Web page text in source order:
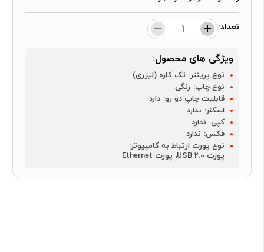
تعداد:
ویژگی های محصول:
نوع پرینتر: تک کاره (لیزری)
نوع چاپ: رنگی
قابلیت چاپ دو رو: دارد
اسکنر: ندارد
کپی: ندارد
فکس: ندارد
نوع پورت ارتباط به کامپیوتر:
پورت USB 2.0، پورت Ethernet